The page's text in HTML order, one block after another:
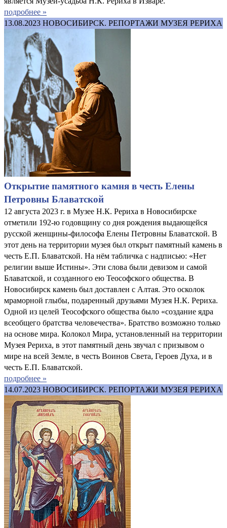
подробнее »
13.08.2023 НОВОСИБИРСК. РЕПОРТАЖИ МУЗЕЯ РЕРИХА
Открытие памятного камня в честь Елены
Петровны Блаватской
12 августа 2023 г. в Музее Н.К. Рериха в Новосибирске
отметили 192-ю годовщину со дня рождения выдающейся
русской женщины-философа Елены Петровны Блаватской. В
этот день на территории музея был открыт памятный камень в
честь Е.П. Блаватской. На нём табличка с надписью: «Нет
религии выше Истины». Эти слова были девизом и самой
Блаватской, и созданного ею Теософского общества. В
Новосибирск камень был доставлен с Алтая. Это осколок
мраморной глыбы, подаренный друзьями Музея Н.К. Рериха.
Одной из целей Теософского общества было «создание ядра
всеобщего братства человечества». Братство возможно только
на основе мира. Колокол Мира, установленный на территории
Музея Рериха, в этот памятный день звучал с призывом о
мире на всей Земле, в честь Воинов Света, Героев Духа, и в
честь Е.П. Блаватской.
подробнее »
14.07.2023 НОВОСИБИРСК. РЕПОРТАЖИ МУЗЕЯ РЕРИХА